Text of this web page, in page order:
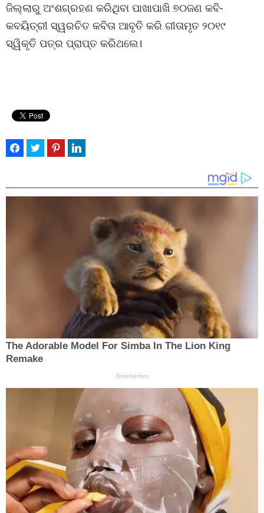
ଜିଲ୍ଲାରୁ ଅଂଶଗ୍ରହଣ କରିଥିବା ପାଖାପାଖି ୭୦ଜଣ କବି-
କବୟିତ୍ରୀ ସ୍ୱରଚିତ କବିତା ଆବୃତି କରି ଗୀତାମୃତ ୨୦୧୯
ସ୍ୱିକୃତି ପତ୍ର ପ୍ରାପ୍ତ କରିଥଲେ।